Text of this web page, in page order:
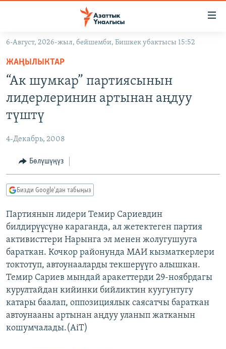
Навигацияга
өтүңүз
Издөөгө
салыңыз
КЫРГЫЗСТАН
КЫРГЫЗСТАН
МАДАНИЯТ
УКРАИНА
ТВ ПРОГРАММАЛАР
БҮГҮН АЗАТТЫКТА
ДАНИСТЕ
ЭЖЕ-СИҢДИЛЕР
АЗАТТЫК+
ЫҢГАЙСЫЗ СУРООЛОР
ПОДКАСТ
ОНЛАЙН ШЕРИНЕ
ЭЕ/АРнун бардык сайттары
6-Август, 2026-жыл, бейшемби, Бишкек убактысы 15:52
ЖАҢЫЛЫКТАР
“Ак шумкар” партиясынын
лидерлеринин артынан аңдуу
түштү
4-Декабрь, 2008
Бөлүшүңүз
Бизди Google'дан табыңыз
Партиянын лидери Темир Сариевдин
билдирүүсүнө караганда, ал жетектеген партия
активисттери Нарынга эл менен жолугушууга
бараткан. Кочкор районунда МАИ кызматкерлери
токтотуп, автоунааларды текшерүүго алышкан.
Темир Сариев мындай аракеттерди 29-ноябрдагы
курултайдан кийинки бийликтин куугунтугу
катары баалап, оппозициялык саясатчы бараткан
автоунааны артынан аңдуу уланып жатканын
кошумчалады.(AiT)